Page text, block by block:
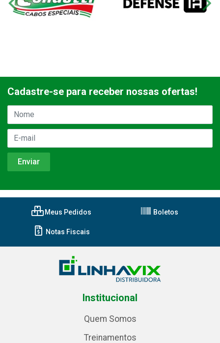
Cadastre-se para receber nossas ofertas!
Meus Pedidos Boletos
Notas Fiscais
Institucional
Quem Somos
Treinamentos